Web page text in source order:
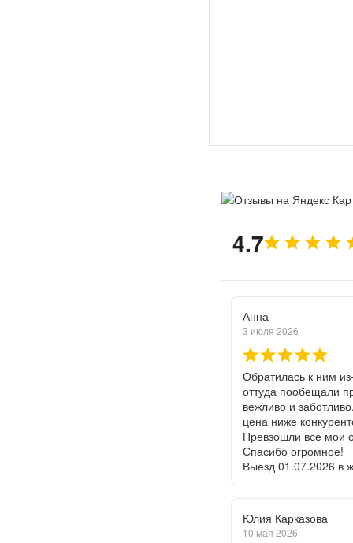
4.7
Анна
3 июля 2026
Обратилась к ним
оттуда пообещали
вежливо и
цена ниже
Превзошли все мои
Спасибо огромное!
Выезд 01.07.2026 в
Юлия Карказова
10 мая 2026